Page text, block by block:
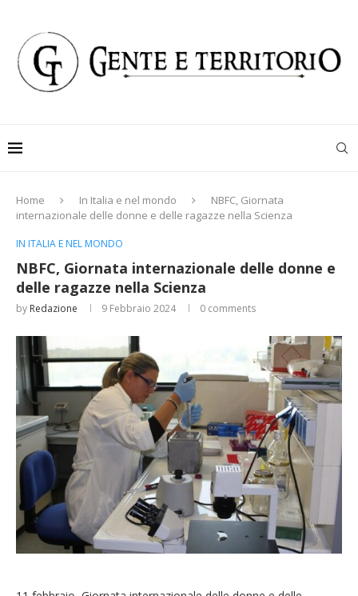
Home In Italia e nel mondo
NBFC, Giornata
internazionale delle donne e delle ragazze nella Scienza
IN ITALIA E NEL MONDO
NBFC, Giornata internazionale delle donne e
delle ragazze nella Scienza
by Redazione 9 Febbraio 2024 0 comments